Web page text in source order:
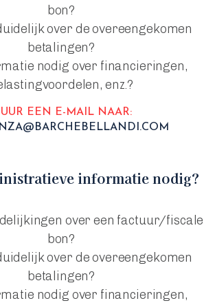
bon?
over de overeengekomen
betalingen?
nodig over financieringen,
enz.?
EEN E-MAIL NAAR:
informatie nodig?
over een factuur/fiscale
bon?
over de overeengekomen
betalingen?
nodig over financieringen,